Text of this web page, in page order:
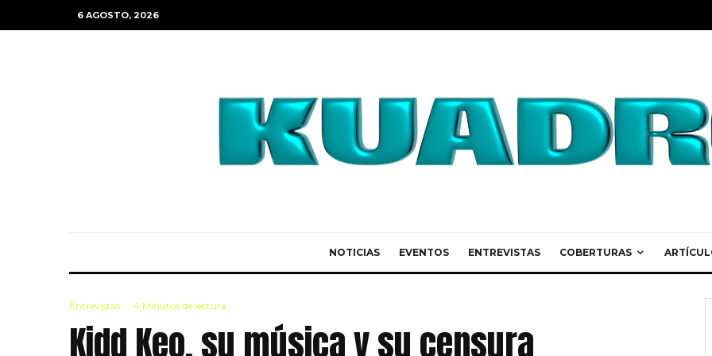
6 AGOSTO, 2026
NOTICIAS EVENTOS ENTREVISTAS COBERTURAS
Entrevistas · 4 Minutos de lectura
Kidd Keo, su música y su censura